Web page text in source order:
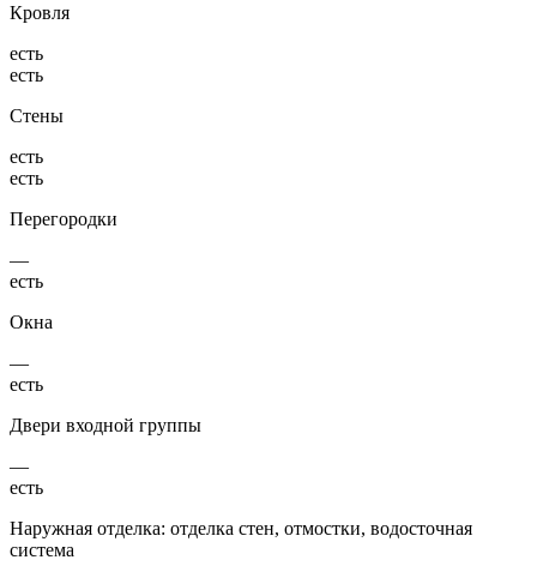
Кровля
есть
есть
Стены
есть
есть
Перегородки
—
есть
Окна
—
есть
Двери входной группы
—
есть
Наружная отделка: отделка стен, отмостки, водосточная
система